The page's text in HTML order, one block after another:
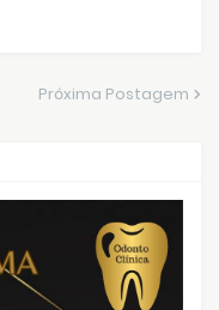
Próxima Postagem